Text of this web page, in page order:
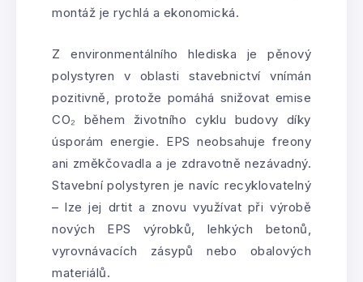
montáž je rychlá a ekonomická.
Z environmentálního hlediska je pěnový
polystyren v oblasti stavebnictví vnímán
pozitivně, protože pomáhá snižovat emise
CO₂ během životního cyklu budovy díky
úsporám energie. EPS neobsahuje freony
ani změkčovadla a je zdravotně nezávadný.
Stavební polystyren je navíc recyklovatelný
– lze jej drtit a znovu využívat při výrobě
nových EPS výrobků, lehkých betonů,
vyrovnávacích zásypů nebo obalových
materiálů.